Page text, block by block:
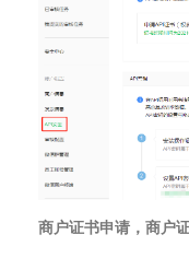
商户证书申请，商户